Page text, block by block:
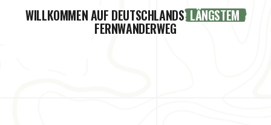
WILLKOMMEN AUF DEUTSCHLANDS LÄNGSTEM
FERNWANDERWEG